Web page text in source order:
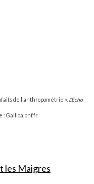
de l’anthropométrie », L’Echo
: Gallica.bnf.fr.
les Maigres